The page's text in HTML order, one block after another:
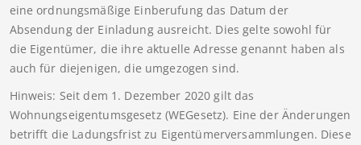
eine ordnungsmäßige Einberufung das Datum der
Absendung der Einladung ausreicht. Dies gelte sowohl für
die Eigentümer, die ihre aktuelle Adresse genannt haben als
auch für diejenigen, die umgezogen sind.
Hinweis: Seit dem 1. Dezember 2020 gilt das
Wohnungseigentumsgesetz (WEGesetz). Eine der Änderungen
betrifft die Ladungsfrist zu Eigentümerversammlungen. Diese